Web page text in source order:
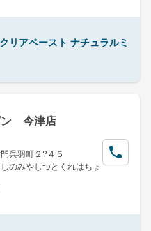
リアペースト ナチュラルミ
ン 今津店
呉羽町２?４５
のみやしつとくれはちょ